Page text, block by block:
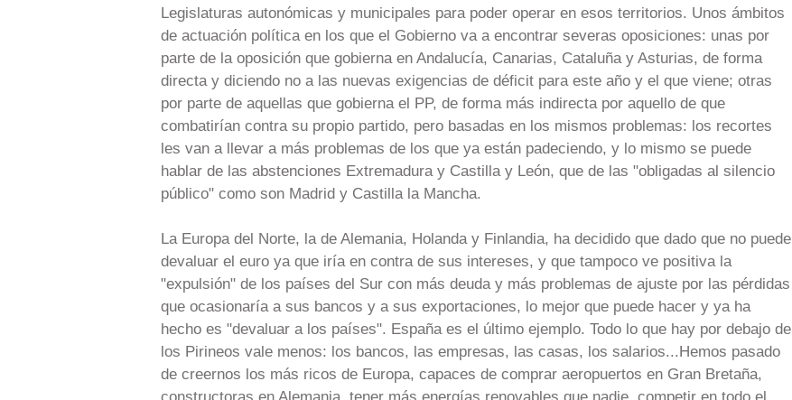
Legislaturas autonómicas y municipales para poder operar en esos territorios. Unos ámbitos
de actuación política en los que el Gobierno va a encontrar severas oposiciones: unas por
parte de la oposición que gobierna en Andalucía, Canarias, Cataluña y Asturias, de forma
directa y diciendo no a las nuevas exigencias de déficit para este año y el que viene; otras
por parte de aquellas que gobierna el PP, de forma más indirecta por aquello de que
combatirían contra su propio partido, pero basadas en los mismos problemas: los recortes
les van a llevar a más problemas de los que ya están padeciendo, y lo mismo se puede
hablar de las abstenciones Extremadura y Castilla y León, que de las "obligadas al silencio
público" como son Madrid y Castilla la Mancha.
La Europa del Norte, la de Alemania, Holanda y Finlandia, ha decidido que dado que no puede
devaluar el euro ya que iría en contra de sus intereses, y que tampoco ve positiva la
"expulsión" de los países del Sur con más deuda y más problemas de ajuste por las pérdidas
que ocasionaría a sus bancos y a sus exportaciones, lo mejor que puede hacer y ya ha
hecho es "devaluar a los países". España es el último ejemplo. Todo lo que hay por debajo de
los Pirineos vale menos: los bancos, las empresas, las casas, los salarios...Hemos pasado
de creernos los más ricos de Europa, capaces de comprar aeropuertos en Gran Bretaña,